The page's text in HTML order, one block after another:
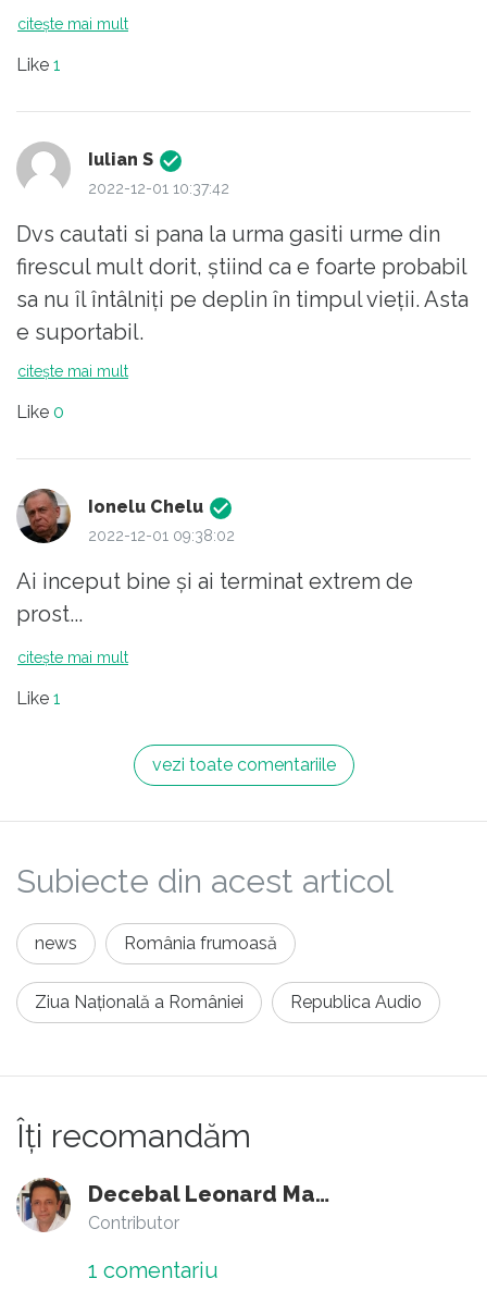
eu sunt in Canada de 26 de ani!
numeri si binecuvantarile, nu doar
citește mai mult
Like 1
Iulian S
2022-12-01 10:37:42
Dvs cautati si pana la urma gasiti urme din
firescul mult dorit, știind ca e foarte probabil
sa nu îl întâlniți pe deplin în timpul vieții. Asta
e suportabil.
Copiii nostri însă vor fi intr-o situație mai
citește mai mult
Like 0
Ionelu Chelu
2022-12-01 09:38:02
Ai inceput bine și ai terminat extrem de
prost...
citește mai mult
Like 1
vezi toate comentariile
Subiecte din acest articol
news România frumoasă
Ziua Națională a României Republica Audio
Îți recomandăm
Decebal Leonard Marin
Contributor
1 comentariu